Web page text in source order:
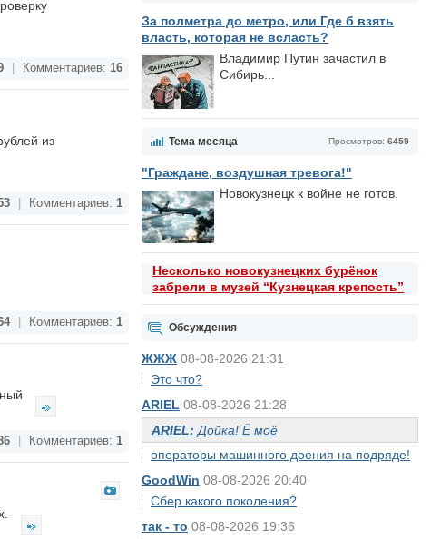
За полметра до метро, или Где б взять
власть, которая не всласть?
Владимир Путин зачастил в
Сибирь...
Просмотров: 6459
Тема месяца
"Граждане, воздушная тревога!"
Новокузнецк к войне не готов.
Несколько новокузнецких бурёнок
забрели в музей “Кузнецкая крепость”
Обсуждения
ЖЖЖ 08-08-2026 21:31
Это что?
ARIEL 08-08-2026 21:28
ARIEL: Дойка! Ё моё
операторы машинного доения на подряде!
GoodWin 08-08-2026 20:40
Сбер какого поколения?
так - то 08-08-2026 19:36
Комментариев: 16
из
Комментариев: 1
Комментариев: 1
Комментариев: 1